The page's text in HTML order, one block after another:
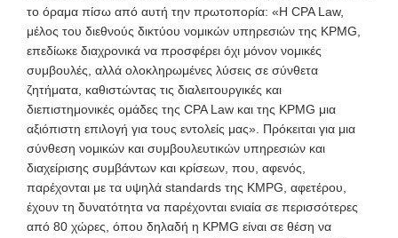
το όραμα πίσω από αυτή την πρωτοπορία: «Η CPA Law,
μέλος του διεθνούς δικτύου νομικών υπηρεσιών της KPMG,
επεδίωκε διαχρονικά να προσφέρει όχι μόνον νομικές
συμβουλές, αλλά ολοκληρωμένες λύσεις σε σύνθετα
ζητήματα, καθιστώντας τις διαλειτουργικές και
διεπιστημονικές ομάδες της CPA Law και της KPMG μια
αξιόπιστη επιλογή για τους εντολείς μας». Πρόκειται για μια
σύνθεση νομικών και συμβουλευτικών υπηρεσιών και
διαχείρισης συμβάντων και κρίσεων, που, αφενός,
παρέχονται με τα υψηλά standards της KMPG, αφετέρου,
έχουν τη δυνατότητα να παρέχονται ενιαία σε περισσότερες
από 80 χώρες, όπου δηλαδή η KPMG είναι σε θέση να